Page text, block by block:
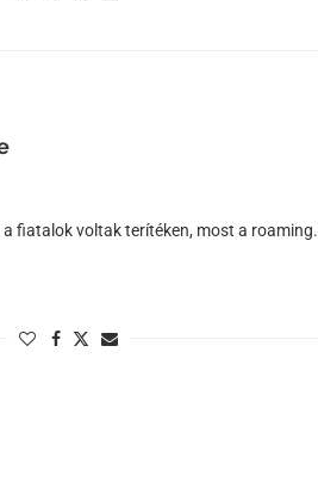
fiatalok voltak terítéken, most a roaming.